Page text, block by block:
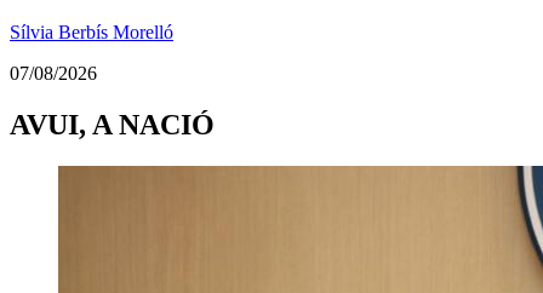
Sílvia Berbís Morelló
07/08/2026
AVUI, A NACIÓ